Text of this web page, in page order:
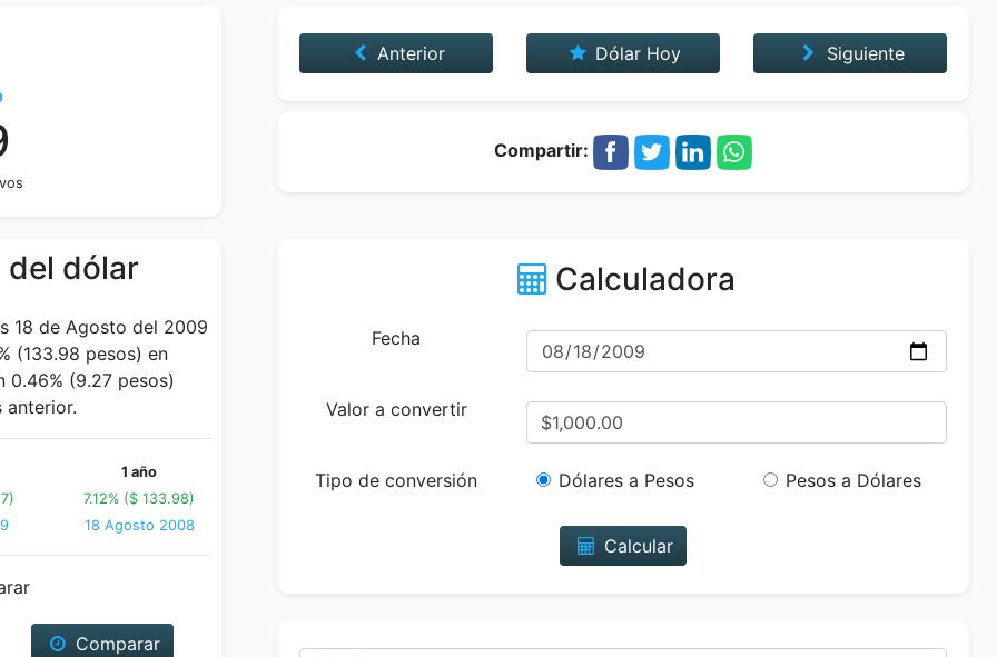
Anterior Dólar Hoy Siguiente
Compartir:
del dólar
18 de Agosto del 2009
(133.98 pesos) en
0.46% (9.27 pesos)
anterior.
1 año
7.12% ($ 133.98)
18 Agosto 2008
Comparar
Calculadora
Fecha
Valor a convertir
Tipo de conversión Dólares a Pesos Pesos a Dólares
Calcular